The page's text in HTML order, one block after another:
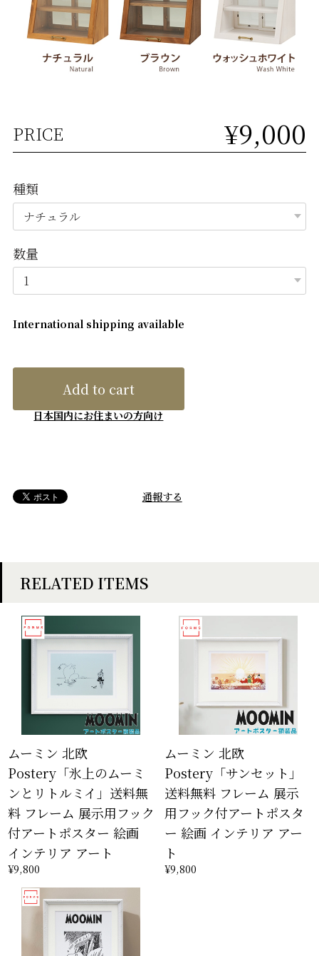
PRICE ¥9,000
種類
数量
International shipping available
Add to cart
日本国内にお住まいの方向け
通報する
RELATED ITEMS
ムーミン 北欧
Postery「氷上のムーミ
ンとリトルミイ」送料無
料 フレーム 展示用フック
付アートポスター 絵画
インテリア アート
¥9,800
ムーミン 北欧
Postery「サンセット」
送料無料 フレーム 展示
用フック付アートポスタ
ー 絵画 インテリア アー
ト
¥9,800